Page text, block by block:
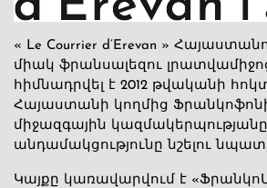
« Le Courrier d’Erevan »
միակ ֆրանսալեզու
հիմնադրվել է 2012 թվականի
Հայաստանի կողմից
միջազգային կազմակերպությանը
անդամակցությունը նշելու
Կայքը կառավարվում է